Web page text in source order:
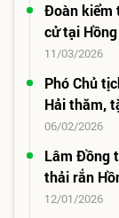
Đoàn kiểm
cử tại
11/03/2026
Phó Chủ
Hải thăm,
06/02/2026
Lâm Đồng
thải rắn
12/01/2026